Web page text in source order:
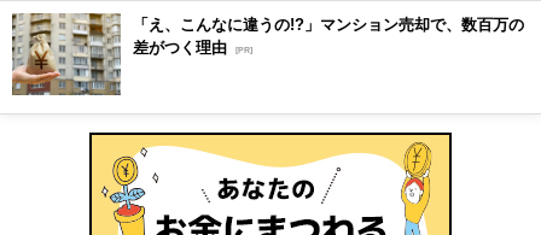
「え、こんなに違うの!?」マンション売却で、数百万の
差がつく理由 [PR]